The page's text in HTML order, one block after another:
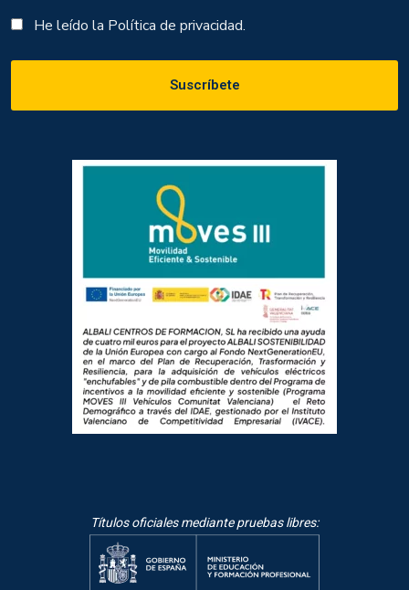
He leído la Política de privacidad.
Títulos oficiales mediante pruebas libres: